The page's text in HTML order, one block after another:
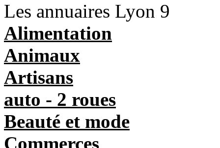
Les annuaires Lyon 9
Alimentation
Animaux
Artisans
auto - 2 roues
Beauté et mode
Commerces